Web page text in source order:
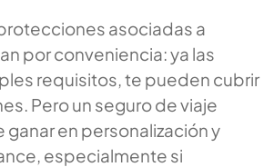
asociadas a
por conveniencia: ya las
requisitos, te pueden cubrir
Pero un seguro de viaje
en personalización y
especialmente si